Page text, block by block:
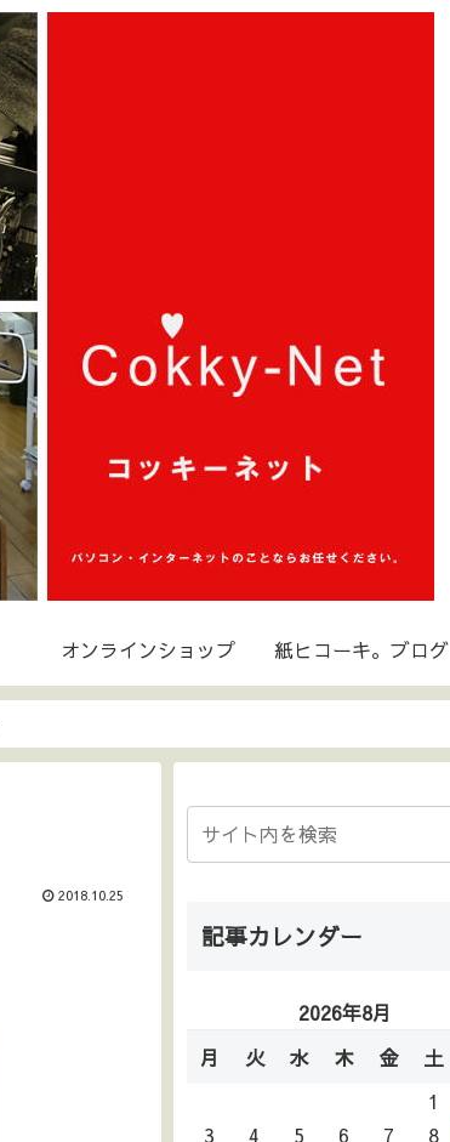
オンラインショップ 紙ヒコーキ。ブログ
2018.10.25
記事カレンダー
2026年8月
月
火 水 木 金 土
1
3
4 5 6 7 8